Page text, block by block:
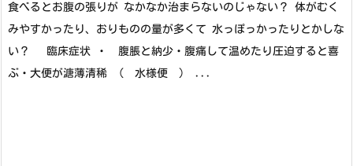
食べるとお腹の張りが なかなか治まらないのじゃない？ 体がむく
みやすかったり、おりものの量が多くて 水っぽっかったりとかしな
い？ 臨床症状 ・ 腹脹と納少・腹痛して温めたり圧迫すると喜
ぶ・大便が溏薄清稀 （ 水様便 ） ...